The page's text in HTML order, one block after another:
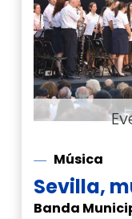
Música
Sevilla,
Banda